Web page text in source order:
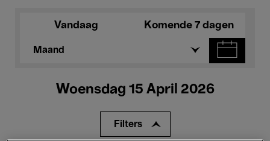
Vandaag Komende 7 dagen
Maand
Woensdag 15 April 2026
Filters